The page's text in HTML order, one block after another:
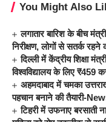
You Might Also
लगातार बारिश के बीच
निरीक्षण, लोगों से सतर्क
दिल्ली में केंद्रीय शिक्षा
विश्वविद्यालय के लिए ₹459
अहमदाबाद में चमका
पहचान बनाने की तैयारी-
टिहरी में उफनाए बरसाती